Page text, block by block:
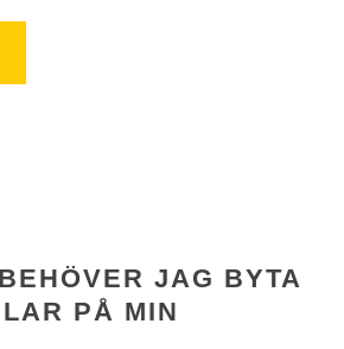
JAG BYTA
PÅ MIN